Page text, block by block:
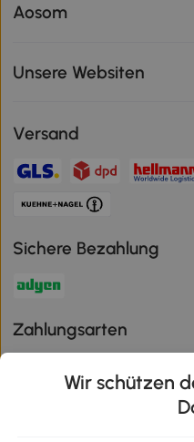
Aosom
Unsere Websiten
Versand
Sichere Bezahlung
Zahlungsarten
Wir schützen